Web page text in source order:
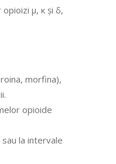
μ, κ și δ,
morfina),
opioide
la intervale